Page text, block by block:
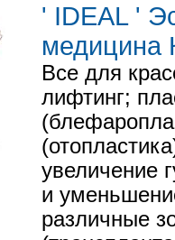
' IDEAL '
медицина
Все для
лифтинг;
увеличение
и
различные